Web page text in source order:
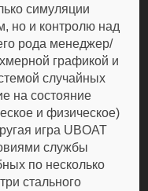
симуляции
но и контролю над
рода менеджер/
графикой и
случайных
на состояние
и физическое)
игра UBOAT
службы
по несколько
стального